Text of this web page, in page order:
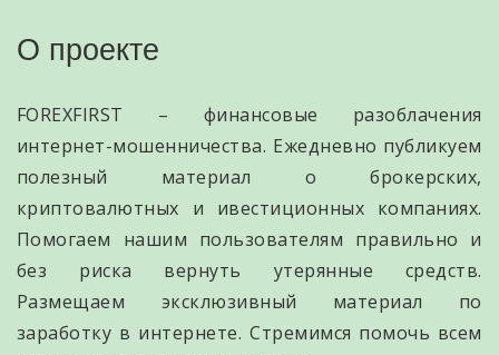
О проекте
FOREXFIRST – финансовые разоблачения
интернет-мошенничества. Ежедневно публикуем
полезный материал о брокерских,
криптовалютных и ивестиционных компаниях.
Помогаем нашим пользователям правильно и
без риска вернуть утерянные средств.
Размещаем эксклюзивный материал по
заработку в интернете. Стремимся помочь всем